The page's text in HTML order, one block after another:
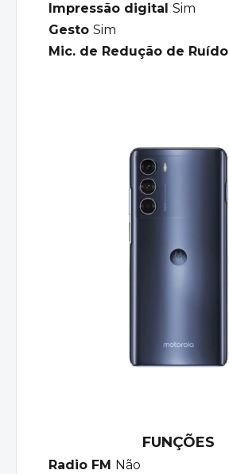
Impressão digital Sim
Gesto Sim
Mic. de Redução de Ruído
FUNÇÕES
Radio FM
Não